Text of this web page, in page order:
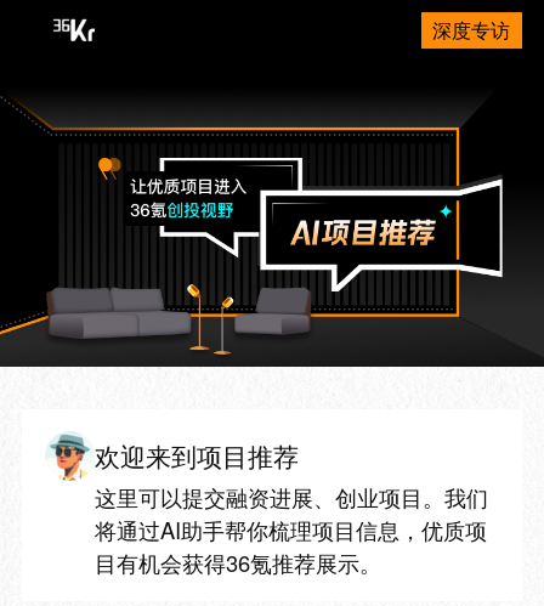
深度专访
欢迎来到项目推荐
这里可以提交融资进展、创业项目。我们
将通过AI助手帮你梳理项目信息，优质项
目有机会获得36氪推荐展示。